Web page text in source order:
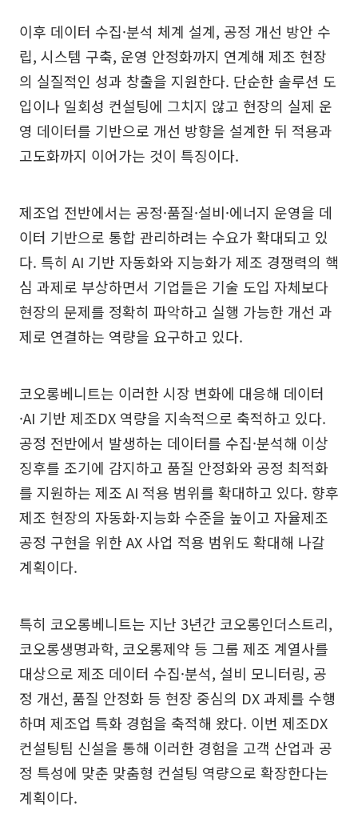
이후 데이터 수집·분석 체계 설계, 공정 개선 방안 수
립, 시스템 구축, 운영 안정화까지 연계해 제조 현장
의 실질적인 성과 창출을 지원한다. 단순한 솔루션 도
입이나 일회성 컨설팅에 그치지 않고 현장의 실제 운
영 데이터를 기반으로 개선 방향을 설계한 뒤 적용과
고도화까지 이어가는 것이 특징이다.
제조업 전반에서는 공정·품질·설비·에너지 운영을 데
이터 기반으로 통합 관리하려는 수요가 확대되고 있
다. 특히 AI 기반 자동화와 지능화가 제조 경쟁력의 핵
심 과제로 부상하면서 기업들은 기술 도입 자체보다
현장의 문제를 정확히 파악하고 실행 가능한 개선 과
제로 연결하는 역량을 요구하고 있다.
코오롱베니트는 이러한 시장 변화에 대응해 데이터
·AI 기반 제조DX 역량을 지속적으로 축적하고 있다.
공정 전반에서 발생하는 데이터를 수집·분석해 이상
징후를 조기에 감지하고 품질 안정화와 공정 최적화
를 지원하는 제조 AI 적용 범위를 확대하고 있다. 향후
제조 현장의 자동화·지능화 수준을 높이고 자율제조
공정 구현을 위한 AX 사업 적용 범위도 확대해 나갈
계획이다.
특히 코오롱베니트는 지난 3년간 코오롱인더스트리,
코오롱생명과학, 코오롱제약 등 그룹 제조 계열사를
대상으로 제조 데이터 수집·분석, 설비 모니터링, 공
정 개선, 품질 안정화 등 현장 중심의 DX 과제를 수행
하며 제조업 특화 경험을 축적해 왔다. 이번 제조DX
컨설팅팀 신설을 통해 이러한 경험을 고객 산업과 공
정 특성에 맞춘 맞춤형 컨설팅 역량으로 확장한다는
계획이다.